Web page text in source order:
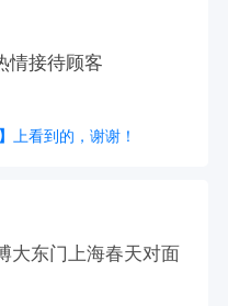
情接待顾客
上看到的，谢谢！
大东门上海春天对面